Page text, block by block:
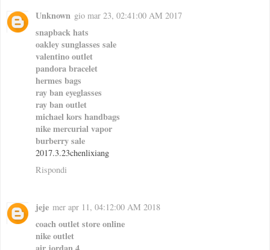
Unknown gio mar 23, 02:41:00 AM 2017
snapback hats
oakley sunglasses sale
valentino outlet
pandora bracelet
hermes bags
ray ban eyeglasses
ray ban outlet
michael kors handbags
nike mercurial vapor
burberry sale
2017.3.23chenlixiang
Rispondi
jeje mer apr 11, 04:12:00 AM 2018
coach outlet store online
nike outlet